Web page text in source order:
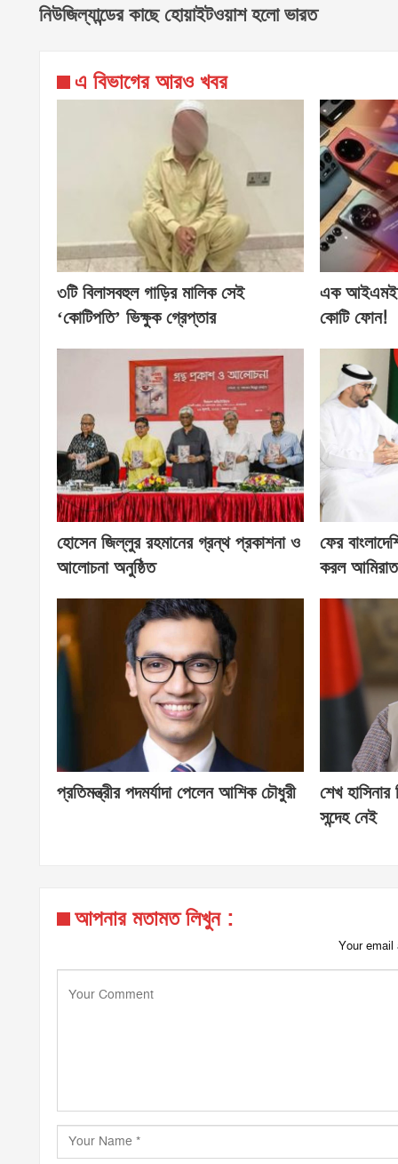
নিউজিল্যান্ডের কাছে হোয়াইটওয়াশ হলো ভারত
এ বিভাগের আরও খবর
৩টি বিলাসবহুল গাড়ির মালিক সেই
‘কোটিপতি’ ভিক্ষুক গ্রেপ্তার
এক
কোটি ফোন!
হোসেন জিল্লুর রহমানের গ্রন্থ প্রকাশনা ও
আলোচনা অনুষ্ঠিত
ফের
করল আমিরাত
প্রতিমন্ত্রীর পদমর্যাদা পেলেন আশিক চৌধুরী
শেখ
সন্দেহ নেই
আপনার মতামত লিখুন :
Your email